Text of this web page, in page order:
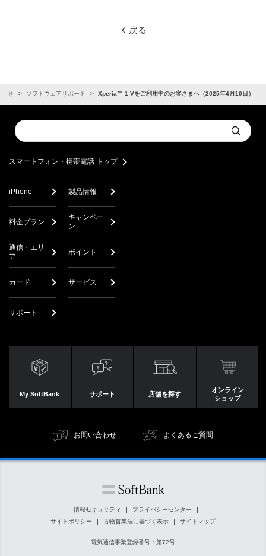
戻る
らせ ソフトウェアサポート Xperia™ 1 Vをご利用中のお客さまへ（2025年4月10日）
Conduct
a
Submit
スマートフォン・携帯電話 トップ
iPhone 製品情報
料金プラン
キャンペー
ン
通信・エリ
ア
ポイント
カード サービス
サポート
My SoftBank サポート 店舗を探す
オンライン
ショップ
お問い合わせ よくあるご質問
情報セキュリティ
プライバシーセンター
サイトポリシー
古物営業法に基づく表示 サイトマップ
電気通信事業登録番号：第72号